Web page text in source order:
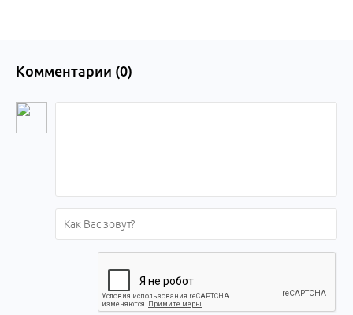
Комментарии (0)